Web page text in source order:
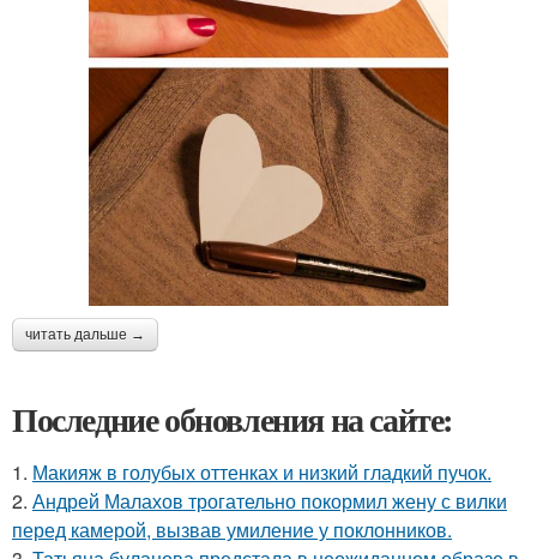
читать дальше →
Последние обновления на сайте:
1. Макияж в голубых оттенках и низкий гладкий пучок.
2. Андрей Малахов трогательно покормил жену с вилки
перед камерой, вызвав умиление у поклонников.